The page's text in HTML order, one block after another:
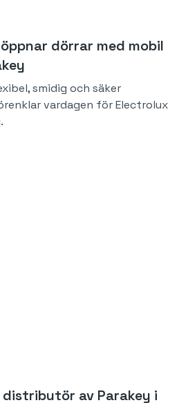
dörrar med mobil
smidig och säker
vardagen för Electrolux
av Parakey i